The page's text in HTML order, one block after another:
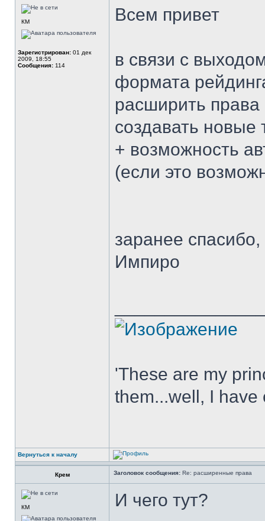
КМ
Зарегистрирован: 01 дек
2009, 18:55
Сообщения: 114
Всем привет
в связи с
формата
расширить
создавать
+ возможность
(если это
заранее спасибо,
Импиро
'These are my
them...well, I
Вернуться к началу
Крем Заголовок сообщения: Re: расширенные права
КМ И чего тут?